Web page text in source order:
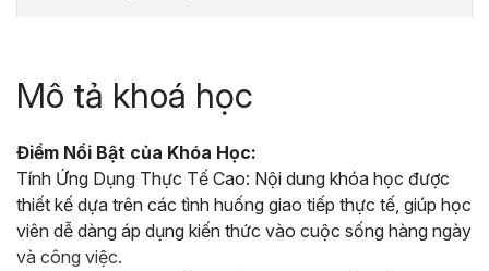
Mô tả khoá học
Điểm Nổi Bật của Khóa Học:
Tính Ứng Dụng Thực Tế Cao: Nội dung khóa học được
thiết kế dựa trên các tình huống giao tiếp thực tế, giúp học
viên dễ dàng áp dụng kiến thức vào cuộc sống hàng ngày
và công việc.